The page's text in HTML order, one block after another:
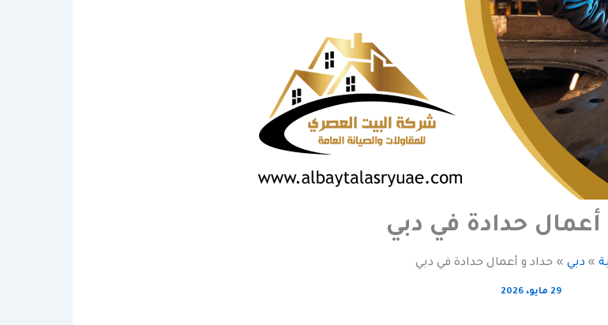
أعمال حدادة في دبي
دبي حداد و أعمال حدادة في دبي
29 مايو، 2026